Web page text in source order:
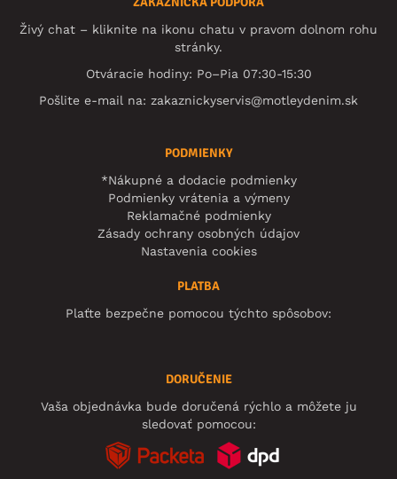
Živý chat – kliknite na ikonu chatu v pravom dolnom rohu
stránky.
Otváracie hodiny: Po–Pia 07:30-15:30
Pošlite e-mail na: zakaznickyservis@motleydenim.sk
PODMIENKY
*Nákupné a dodacie podmienky
Podmienky vrátenia a výmeny
Reklamačné podmienky
Zásady ochrany osobných údajov
Nastavenia cookies
PLATBA
Plaťte bezpečne pomocou týchto spôsobov:
DORUČENIE
Vaša objednávka bude doručená rýchlo a môžete ju
sledovať pomocou: